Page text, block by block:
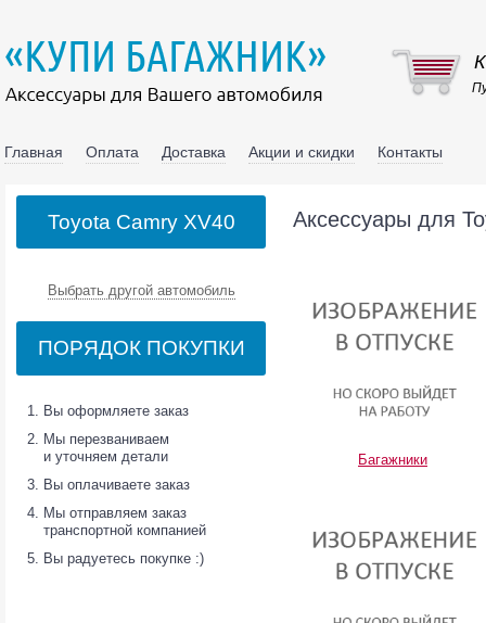
Главная Оплата Доставка Акции и скидки Контакты
Выбрать другой автомобиль
ПОРЯДОК ПОКУПКИ
Вы оформляете заказ
Мы перезваниваем
и уточняем детали
Вы оплачиваете заказ
Мы отправляем заказ
транспортной компанией
Вы радуетесь покупке :)
Аксессуары для
Багажники
Toyota Camry XV40